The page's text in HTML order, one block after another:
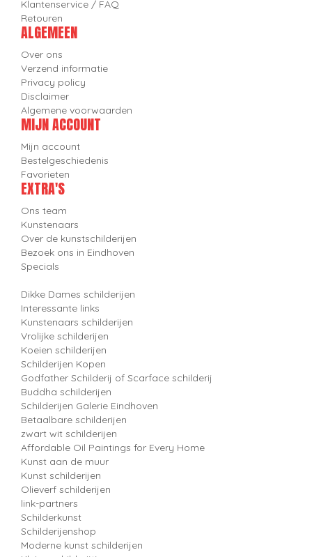
Klantenservice / FAQ
Retouren
ALGEMEEN
Over ons
Verzend informatie
Privacy policy
Disclaimer
Algemene voorwaarden
MIJN ACCOUNT
Mijn account
Bestelgeschiedenis
Favorieten
EXTRA'S
Ons team
Kunstenaars
Over de kunstschilderijen
Bezoek ons in Eindhoven
Specials
Dikke Dames schilderijen
Interessante links
Kunstenaars schilderijen
Vrolijke schilderijen
Koeien schilderijen
Schilderijen Kopen
Godfather Schilderij of Scarface schilderij
Buddha schilderijen
Schilderijen Galerie Eindhoven
Betaalbare schilderijen
zwart wit schilderijen
Affordable Oil Paintings for Every Home
Kunst aan de muur
Kunst schilderijen
Olieverf schilderijen
link-partners
Schilderkunst
Schilderijenshop
Moderne kunst schilderijen